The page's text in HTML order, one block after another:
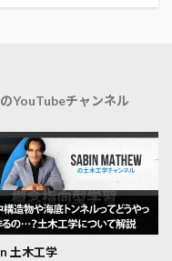
YouTubeチャンネル
土木工学